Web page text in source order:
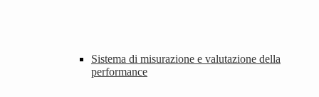
Sistema di misurazione e valutazione della
performance